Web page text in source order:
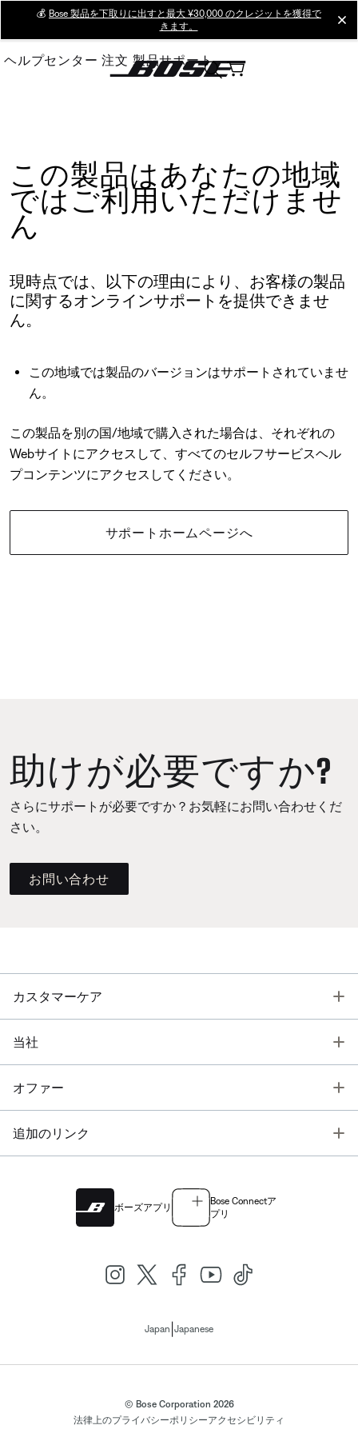
Main
💰 Bose 製品を下取りに出すと最大 ¥30,000 のクレジットを獲得で
きます。
ヘルプセンター 注文 製品サポート
この製品はあなたの地域
ではご利用いただけませ
ん
現時点では、以下の理由により、お客様の製品
に関するオンラインサポートを提供できませ
ん。
この地域では製品のバージョンはサポートされていませ
ん。
この製品を別の国/地域で購入された場合は、それぞれの
Webサイトにアクセスして、すべてのセルフサービスヘル
プコンテンツにアクセスしてください。
サポートホームページへ
助けが必要ですか?
さらにサポートが必要ですか？お気軽にお問い合わせくだ
さい。
お問い合わせ
カスタマーケア
当社
オファー
追加のリンク
ボーズアプリ
Bose Connectア
プリ
Japan Japanese
© Bose Corporation 2026
法律上のプライバシーポリシーアクセシビリティ